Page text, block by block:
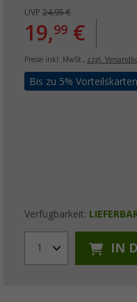
UVP 24,95 €
19,99 €
Preise inkl. MwSt., zzgl.
Bis zu 5%
Verfügbarkeit:
1 IN